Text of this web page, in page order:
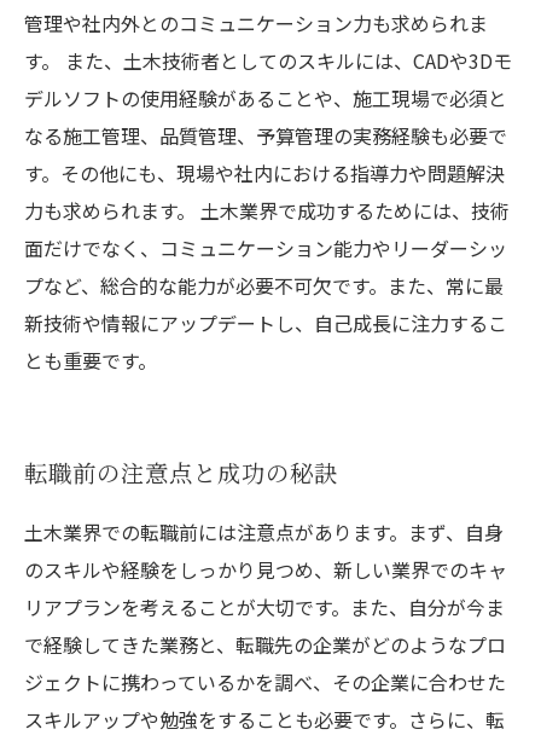
管理や社内外とのコミュニケーション力も求められま
す。 また、土木技術者としてのスキルには、CADや3Dモ
デルソフトの使用経験があることや、施工現場で必須と
なる施工管理、品質管理、予算管理の実務経験も必要で
す。その他にも、現場や社内における指導力や問題解決
力も求められます。 土木業界で成功するためには、技術
面だけでなく、コミュニケーション能力やリーダーシッ
プなど、総合的な能力が必要不可欠です。また、常に最
新技術や情報にアップデートし、自己成長に注力するこ
とも重要です。
転職前の注意点と成功の秘訣
土木業界での転職前には注意点があります。まず、自身
のスキルや経験をしっかり見つめ、新しい業界でのキャ
リアプランを考えることが大切です。また、自分が今ま
で経験してきた業務と、転職先の企業がどのようなプロ
ジェクトに携わっているかを調べ、その企業に合わせた
スキルアップや勉強をすることも必要です。さらに、転